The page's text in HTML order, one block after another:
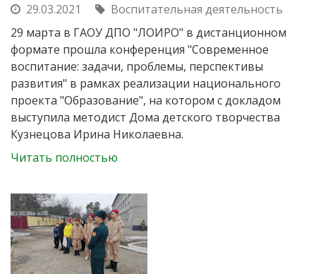
29.03.2021
Воспитательная деятельность
29 марта в ГАОУ ДПО "ЛОИРО" в дистанционном
формате прошла конференция "Современное
воспитание: задачи, проблемы, перспективы
развития" в рамках реализации национального
проекта "Образование", на котором с докладом
выступила методист Дома детского творчества
Кузнецова Ирина Николаевна.
Читать полностью